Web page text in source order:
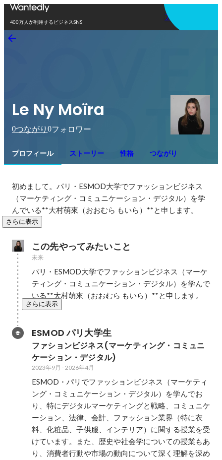
400万人が利用するビジネスSNS
アプリを使う
Le Ny Moïra
0つながり 0フォロワー
プロフィール ストーリー 性格 つながり
初めまして。パリ・ESMOD大学でファッションビジネス
（マーケティング・コミュニケーション・デジタル）を学
んでいる**大村萌來（おおむら もいら）**と申します。
さらに表示
この先やってみたいこと
未来
パリ・ESMOD大学でファッションビジネス（マーケ
ティング・コミュニケーション・デジタル）を学んで
いる**大村萌來（おおむら もいら）**と申します。
さらに表示
ESMOD パリ大学生
ファションビジネス(マーケティング・コミュニ
ケーション・デジタル)
2023年9月 -2026年4月
ESMOD・パリでファッションビジネス（マーケティ
ング・コミュニケーション・デジタル）を学んでお
り、特にデジタルマーケティングと戦略、コミュニケ
ーション、法律、会計、ファッション業界（特に衣
料、化粧品、子供服、インテリア）に関する授業を受
けています。また、歴史や社会学についての授業もあ
り、消費者行動や市場の動向について深く理解を深め